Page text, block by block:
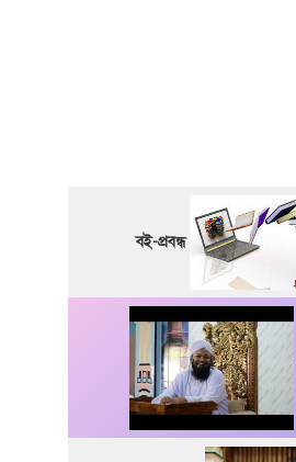
বই-প্রবন্ধ